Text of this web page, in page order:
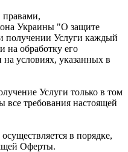
правами,
Украины "О защите
получении Услуги каждый
на обработку его
условиях, указанных в
Услуги только в том
требования настоящей
в порядке,
Оферты.